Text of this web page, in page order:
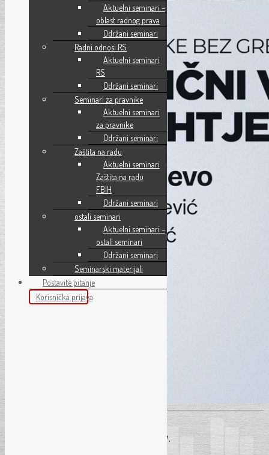
Sarajevo - 07. 07.
Aktuelni seminari –
oblast radnog prava
Održani seminari
Radni odnosi RS
Aktuelni seminari
RS
Održani seminari
Seminari za pravnike
Aktuelni seminari
za pravnike
Održani seminari
Zaštita na radu
Aktuelni seminari
Zaštita na radu
FBIH
Održani seminari
ostali seminari
Aktuelni seminari –
ostali seminari
Održani seminari
Seminarski materijali
Postavite pitanje
Korisnička prijava